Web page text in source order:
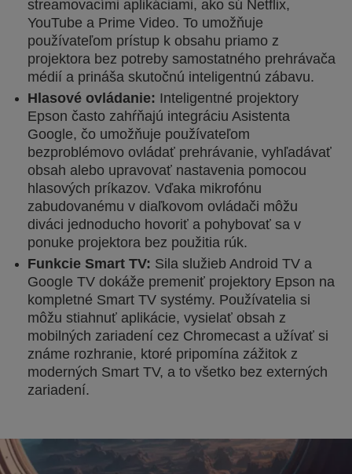
streamovacími aplikáciami, ako sú Netflix,
YouTube a Prime Video. To umožňuje
používateľom prístup k obsahu priamo z
projektora bez potreby samostatného prehrávača
médií a prináša skutočnú inteligentnú zábavu.
Hlasové ovládanie: Inteligentné projektory
Epson často zahŕňajú integráciu Asistenta
Google, čo umožňuje používateľom
bezproblémovo ovládať prehrávanie, vyhľadávať
obsah alebo upravovať nastavenia pomocou
hlasových príkazov. Vďaka mikrofónu
zabudovanému v diaľkovom ovládači môžu
diváci jednoducho hovoriť a pohybovať sa v
ponuke projektora bez použitia rúk.
Funkcie Smart TV: Sila služieb Android TV a
Google TV dokáže premeniť projektory Epson na
kompletné Smart TV systémy. Používatelia si
môžu stiahnuť aplikácie, vysielať obsah z
mobilných zariadení cez Chromecast a užívať si
známe rozhranie, ktoré pripomína zážitok z
moderných Smart TV, a to všetko bez externých
zariadení.